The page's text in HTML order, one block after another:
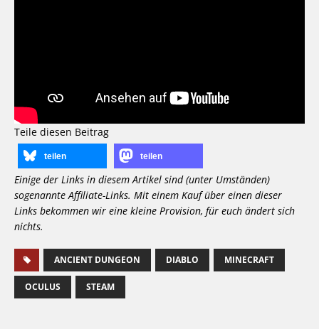
Teile diesen Beitrag
teilen teilen
Einige der Links in diesem Artikel sind (unter Umständen)
sogenannte Affiliate-Links. Mit einem Kauf über einen dieser
Links bekommen wir eine kleine Provision, für euch ändert sich
nichts.
ANCIENT DUNGEON DIABLO MINECRAFT
OCULUS STEAM